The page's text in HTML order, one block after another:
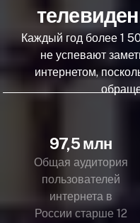
Каждый год более 1
не успевают
интернетом,
97,5 млн
Общая аудитория
пользователей
интернета в
России старше 12